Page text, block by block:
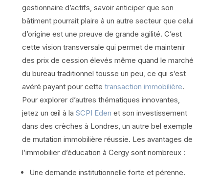
gestionnaire d’actifs, savoir anticiper que son
bâtiment pourrait plaire à un autre secteur que celui
d’origine est une preuve de grande agilité. C’est
cette vision transversale qui permet de maintenir
des prix de cession élevés même quand le marché
du bureau traditionnel tousse un peu, ce qui s’est
avéré payant pour cette transaction immobilière.
Pour explorer d’autres thématiques innovantes,
jetez un œil à la SCPI Eden et son investissement
dans des crèches à Londres, un autre bel exemple
de mutation immobilière réussie. Les avantages de
l’immobilier d’éducation à Cergy sont nombreux :
Une demande institutionnelle forte et pérenne.